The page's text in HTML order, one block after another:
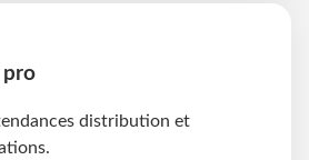
pro
distribution et